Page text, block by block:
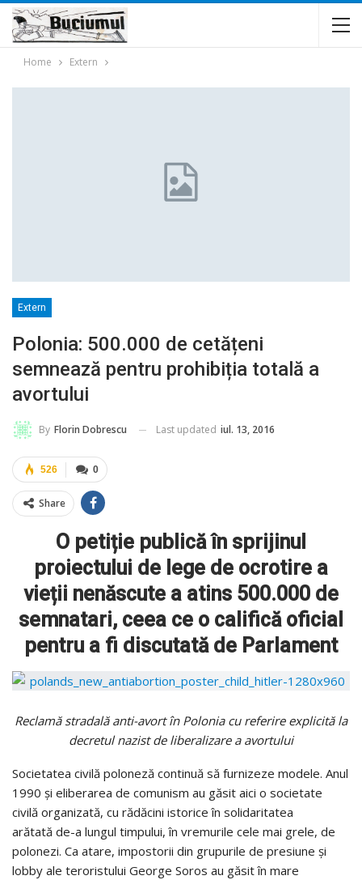
Home Extern
Extern
Polonia: 500.000 de cetățeni
semnează pentru prohibiția totală a
avortului
By Florin Dobrescu Last updated iul. 13, 2016
0
526
Share
O petiție publică în sprijinul
proiectului de lege de ocrotire a
vieții nenăscute a atins 500.000 de
semnatari, ceea ce o califică oficial
pentru a fi discutată de Parlament
Reclamă stradală anti-avort în Polonia cu referire explicită la
decretul nazist de liberalizare a avortului
Societatea civilă poloneză continuă să furnizeze modele. Anul
1990 și eliberarea de comunism au găsit aici o societate
civilă organizată, cu rădăcini istorice în solidaritatea
arătată de-a lungul timpului, în vremurile cele mai grele, de
polonezi. Ca atare, impostorii din grupurile de presiune și
lobby ale teroristului George Soros au găsit în mare